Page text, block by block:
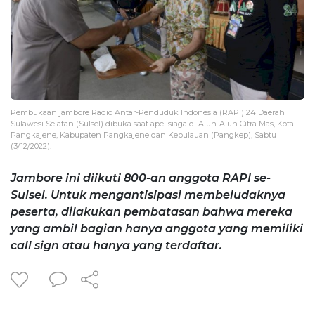
Pembukaan jambore Radio Antar-Penduduk Indonesia (RAPI) 24 Daerah
Sulawesi Selatan (Sulsel) dibuka saat apel siaga di Alun-Alun Citra Mas, Kota
Pangkajene, Kabupaten Pangkajene dan Kepulauan (Pangkep), Sabtu
(3/12/2022).
Jambore ini diikuti 800-an anggota RAPI se-
Sulsel. Untuk mengantisipasi membeludaknya
peserta, dilakukan pembatasan bahwa mereka
yang ambil bagian hanya anggota yang memiliki
call sign atau hanya yang terdaftar.